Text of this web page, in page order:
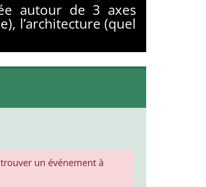
autour de 3 axes
l’architecture (quel
un événement à